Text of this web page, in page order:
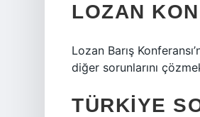
LOZAN
Lozan Barış
diğer sorunlarını
TÜRKIYE